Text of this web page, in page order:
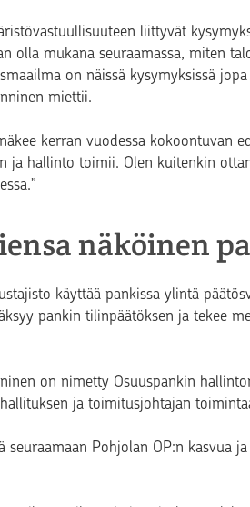
liittyvät
olla mukana seuraamassa, miten
on näissä kysymyksissä
miettii.
kerran vuodessa kokoontuvan
ja hallinto toimii. Olen kuitenkin
näköinen
käyttää pankissa ylintä
pankin tilinpäätöksen ja tekee
on nimetty Osuuspankin
ja toimitusjohtajan
Pohjolan OP:n kasvua